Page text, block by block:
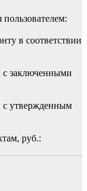
в соответствии
с заключенными
с утвержденным
руб.: